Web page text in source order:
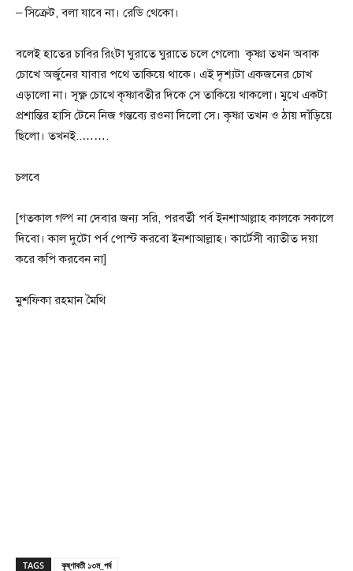
– সিক্রেট, বলা যাবে না। রেডি থেকো।
বলেই হাতের চাবির রিংটা ঘুরাতে ঘুরাতে চলে গেলো৷ কৃষ্ণা তখন অবাক
চোখে অর্জুনের যাবার পথে তাকিয়ে থাকে। এই দৃশ্যটা একজনের চোখ
এড়ালো না। সূক্ষ্ণ চোখে কৃষ্ণাবতীর দিকে সে তাকিয়ে থাকলো। মুখে একটা
প্রশান্তির হাসি টেনে নিজ গন্তব্যে রওনা দিলো সে। কৃষ্ণা তখন ও ঠায় দাঁড়িয়ে
ছিলো। তখনই..…….
চলবে
[গতকাল গল্প না দেবার জন্য সরি, পরবর্তী পর্ব ইনশাআল্লাহ কালকে সকালে
দিবো। কাল দুটো পর্ব পোস্ট করবো ইনশাআল্লাহ। কার্টেসী ব্যাতীত দয়া
করে কপি করবেন না]
মুশফিকা রহমান মৈথি
TAGS কৃষ্ণাবতী ১৩ম_পর্ব